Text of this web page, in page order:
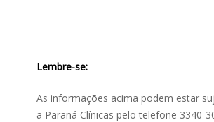
Lembre-se:
As informações acima podem estar
a Paraná Clínicas pelo telefone 3340-